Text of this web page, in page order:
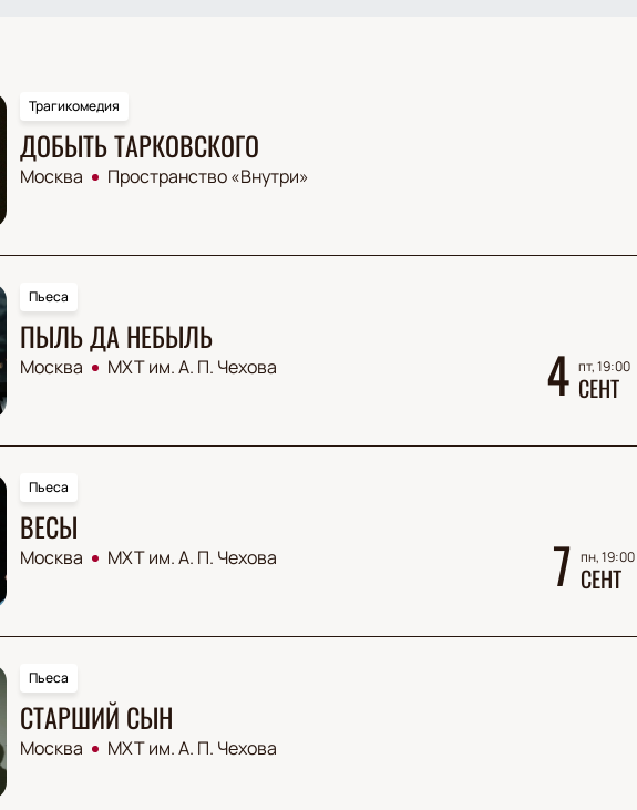
Трагикомедия
ДОБЫТЬ ТАРКОВСКОГО
Москва Пространство «Внутри»
Пьеса
ПЫЛЬ ДА НЕБЫЛЬ
Москва МХТ им. А. П. Чехова 4 пт, 19:00
СЕНТ
Пьеса
ВЕСЫ
Москва МХТ им. А. П. Чехова 7 пн, 19:00
СЕНТ
Пьеса
СТАРШИЙ СЫН
Москва МХТ им. А. П. Чехова